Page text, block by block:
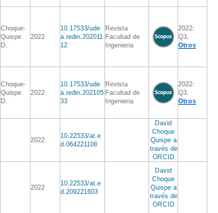
Choque-
Quispe
D.
2022
10.17533/ude
a.redin.202011
12
Revista
Facultad de
Ingenieria
2022:
Q3,
Otros
Choque-
Quispe
D.
2022
10.17533/ude
a.redin.202105
33
Revista
Facultad de
Ingenieria
2022:
Q3,
Otros
2022
10.22533/at.e
d.064221108
David
Choque
Quispe a
través de
ORCID
2022
10.22533/at.e
d.209221603
David
Choque
Quispe a
través de
ORCID